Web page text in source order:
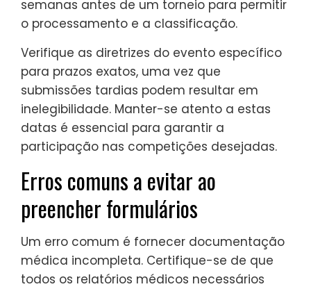
semanas antes de um torneio para permitir
o processamento e a classificação.
Verifique as diretrizes do evento específico
para prazos exatos, uma vez que
submissões tardias podem resultar em
inelegibilidade. Manter-se atento a estas
datas é essencial para garantir a
participação nas competições desejadas.
Erros comuns a evitar ao
preencher formulários
Um erro comum é fornecer documentação
médica incompleta. Certifique-se de que
todos os relatórios médicos necessários